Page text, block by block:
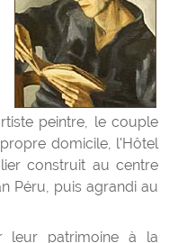
peintre, le couple
domicile, l'Hôtel
construit au centre
Péru, puis agrandi au